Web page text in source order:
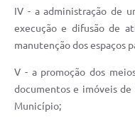
IV - a administração de
execução e difusão de
manutenção dos espaços
V - a promoção dos
documentos e imóveis
Município;